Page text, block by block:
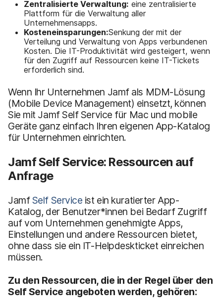
Zentralisierte Verwaltung: eine zentralisierte
Plattform für die Verwaltung aller
Unternehmensapps.
Kosteneinsparungen:Senkung der mit der
Verteilung und Verwaltung von Apps verbundenen
Kosten. Die IT-Produktivität wird gesteigert, wenn
für den Zugriff auf Ressourcen keine IT-Tickets
erforderlich sind.
Wenn Ihr Unternehmen Jamf als MDM-Lösung
(Mobile Device Management) einsetzt, können
Sie mit Jamf Self Service für Mac und mobile
Geräte ganz einfach Ihren eigenen App-Katalog
für Unternehmen einrichten.
Jamf Self Service: Ressourcen auf
Anfrage
JamfSelf Service ist ein kuratierter App-
Katalog, der Benutzer*innen bei Bedarf Zugriff
auf vom Unternehmen genehmigte Apps,
Einstellungen und andere Ressourcen bietet,
ohne dass sie ein IT-Helpdeskticket einreichen
müssen.
Zu den Ressourcen, die in der Regel über den
Self Service angeboten werden, gehören: